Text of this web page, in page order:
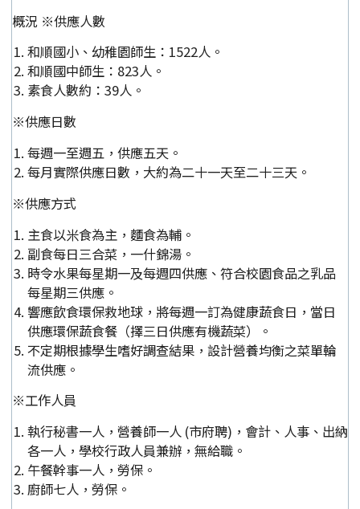
概況 ※供應人數
和順國小、幼稚園師生：1522人。
和順國中師生：823人。
素食人數約：39人。
※供應日數
每週一至週五，供應五天。
每月實際供應日數，大約為二十一天至二十三天。
※供應方式
主食以米食為主，麵食為輔。
副食每日三合菜，一什錦湯。
時令水果每星期一及每週四供應、符合校園食品之乳品
每星期三供應。
響應飲食環保救地球，將每週一訂為健康蔬食日，當日
供應環保蔬食餐（擇三日供應有機蔬菜）。
不定期根據學生嗜好調查結果，設計營養均衡之菜單輪
流供應。
※工作人員
執行秘書一人，營養師一人 (市府聘)，會計、人事、出納
各一人，學校行政人員兼辦，無給職。
午餐幹事一人，勞保。
廚師七人，勞保。